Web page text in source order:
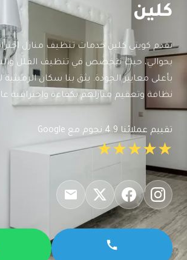
كلين
تقدم كويتي كلين خدمات تنظيف منازل
بحوالي، حيث نتخصص في تنظيف الفلل
بأعلى معايير الجودة. يثق بنا سكان
نظافة وتعقيم منازلهم بكفاءة واحترافية
تقييم عملائنا 4.9 نجوم مع Google
★★★★★